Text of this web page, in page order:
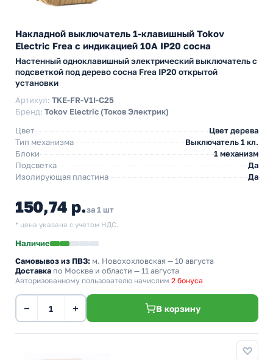
Накладной выключатель 1-клавишный Tokov
Electric Frea с индикацией 10А IP20 сосна
Настенный одноклавишный электрический выключатель с
подсветкой под дерево сосна Frea IP20 открытой
установки
Артикул: TKE-FR-V1I-C25
Бренд: Tokov Electric (Токов Электрик)
Цвет
Цвет дерева
Тип механизма
Выключатель 1 кл.
Блоки
1 механизм
Подсветка
Да
Изолирующая пластина
Да
150,74 р.за 1 шт
* цена указана с учетом НДС.
Наличие
Самовывоз из ПВЗ: м. Новохохловская — 10 августа
Доставка по Москве и области — 11 августа
Авторизованному пользователю начислим 2 бонуса
− + В корзину